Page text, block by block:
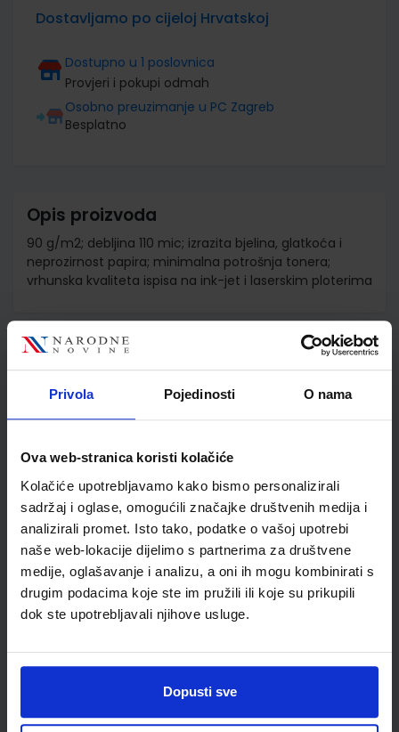
Privola Pojedinosti O nama
Ova web-stranica koristi kolačiće
Kolačiće upotrebljavamo kako bismo personalizirali
sadržaj i oglase, omogućili značajke društvenih medija i
analizirali promet. Isto tako, podatke o vašoj upotrebi
naše web-lokacije dijelimo s partnerima za društvene
medije, oglašavanje i analizu, a oni ih mogu kombinirati s
drugim podacima koje ste im pružili ili koje su prikupili
dok ste upotrebljavali njihove usluge.
Dopusti sve
Dostavljamo po cijeloj Hrvatskoj
Dostupno u 1 poslovnica
Provjeri i pokupi odmah
Osobno preuzimanje u PC Zagreb
Besplatno
Opis proizvoda
90 g/m2; debljina 110 mic; izrazita bjelina, glatkoća i
neprozirnost papira; minimalna potrošnja tonera;
vrhunska kvaliteta ispisa na ink-jet i laserskim ploterima
Detalji proizvoda
Šifra proizvoda
510507
Jedinična mjera
Newsletter prijava
Prijavite se kako bi primali informacije o novim
proizvodima i uslugama, akcijama i drugim
pogodnostima